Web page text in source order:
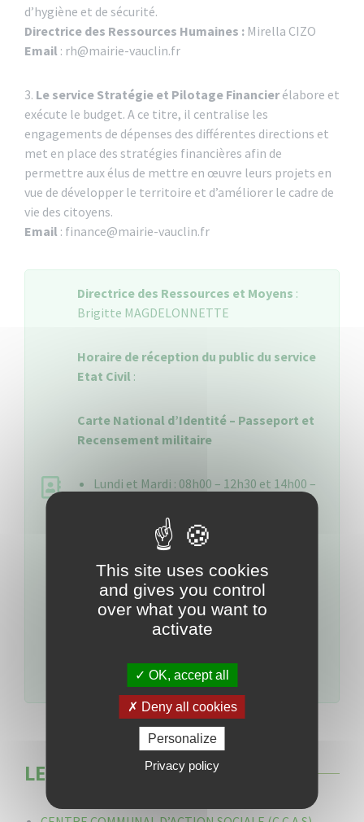
d’hygiène et de sécurité.
Directrice des Ressources Humaines : Mirella CIZO
Email : rh@mairie-vauclin.fr
3. Le service Stratégie et Pilotage Financierélabore et
exécute le budget. A ce titre, il centralise les
engagements de dépenses des différentes directions et
met en place des stratégies financières afin de
permettre aux élus de mettre en œuvre leurs projets en
vue de développer le territoire et d’améliorer le cadre de
vie des citoyens.
Email : finance@mairie-vauclin.fr
Directrice des Ressources et Moyens :
Brigitte MAGDELONNETTE
Horaire de réception du public du service
Etat Civil :
Carte National d’Identité – Passeport et
Recensement militaire
Lundi et Mardi : 08h00 – 12h30 et 14h00 –
Mercredi – Jeudi et Vendredi de : 08h00 –
Autres demandes : Naissance – Mariage
Lundi au Vendredi : 08h00 – 13h00
Téléphone: 0596 74 40 40
LES SERVICES MUNICIPAUX :
This site uses cookies
and gives you control
over what you want to
activate
OK, accept all
Deny all cookies
Personalize
Privacy policy